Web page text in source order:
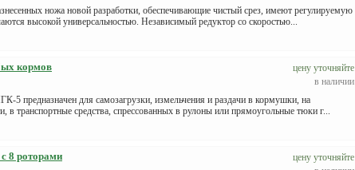
ножа новой разработки, обеспечивающие чистый срез, имеют регулируемую
высокой универсальностью. Независимый редуктор со скоростью...
цену уточняйте
в наличии
кормов
5 предназначен для самозагрузки, измельчения и раздачи в кормушки, на
в транспортные средства, спрессованных в рулоны или прямоугольные тюки г...
цену уточняйте
8 роторами